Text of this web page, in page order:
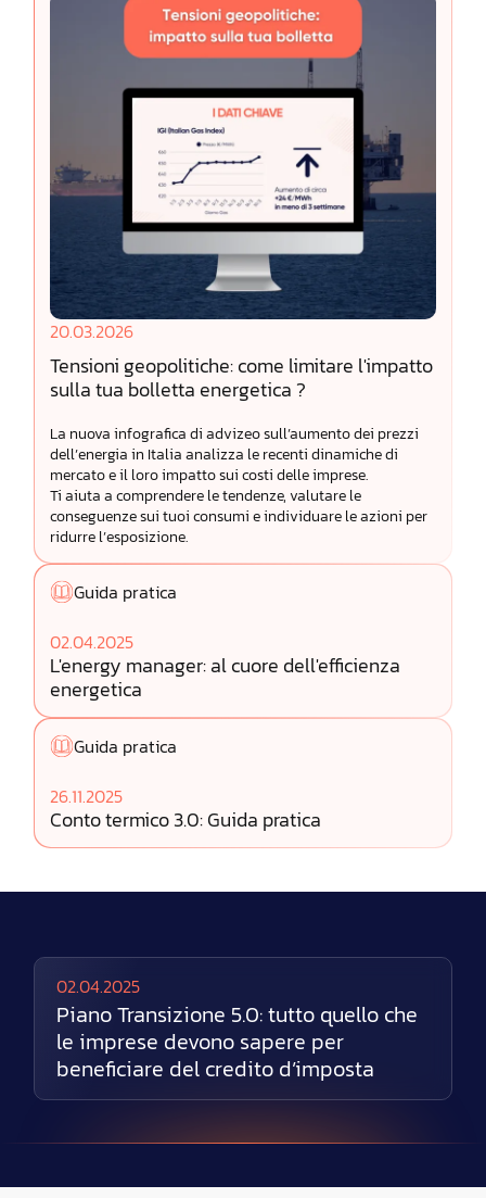
20.03.2026
Tensioni geopolitiche: come limitare l'impatto
sulla tua bolletta energetica ?
La nuova infografica di advizeo sull’aumento dei prezzi
dell’energia in Italia analizza le recenti dinamiche di
mercato e il loro impatto sui costi delle imprese.
Ti aiuta a comprendere le tendenze, valutare le
conseguenze sui tuoi consumi e individuare le azioni per
ridurre l’esposizione.
Guida pratica
02.04.2025
L'energy manager: al cuore dell'efficienza
energetica
Guida pratica
26.11.2025
Conto termico 3.0: Guida pratica
02.04.2025
Piano Transizione 5.0: tutto quello che
le imprese devono sapere per
beneficiare del credito d’imposta